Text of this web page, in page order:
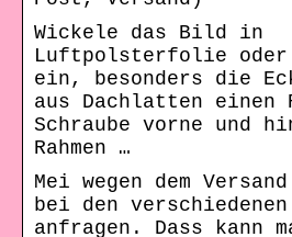
Wickele das Bild in
Luftpolsterfolie oder
ein, besonders die
aus Dachlatten einen
Schraube vorne und
Rahmen …
Mei wegen dem
bei den
anfragen. Dass kann